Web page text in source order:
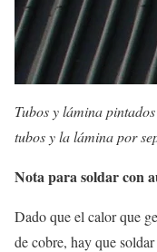
Tubos y lámina
tubos y la lámina por
Nota para soldar con
Dado que el calor que
de cobre, hay que